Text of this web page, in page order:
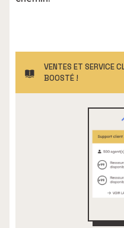
VENTES ET SERVICE
BOOSTÉ !